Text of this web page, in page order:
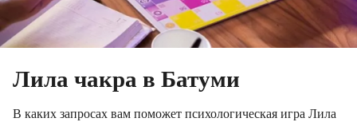
Лила чакра в Батуми
В каких запросах вам поможет психологическая игра Лила